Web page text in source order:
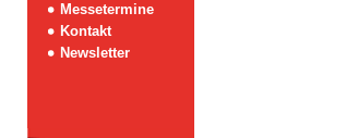
Messetermine
Kontakt
Newsletter